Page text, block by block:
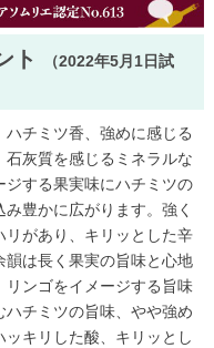
ト
（2022年5月1日試
チミツ香、強めに感じる
灰質を感じるミネラルな
ジする果実味にハチミツの
豊かに広がります。強く
があり、キリッとした辛
は長く果実の旨味と心地
リンゴをイメージする旨味
チミツの旨味、やや強め
キリした酸、キリッとし